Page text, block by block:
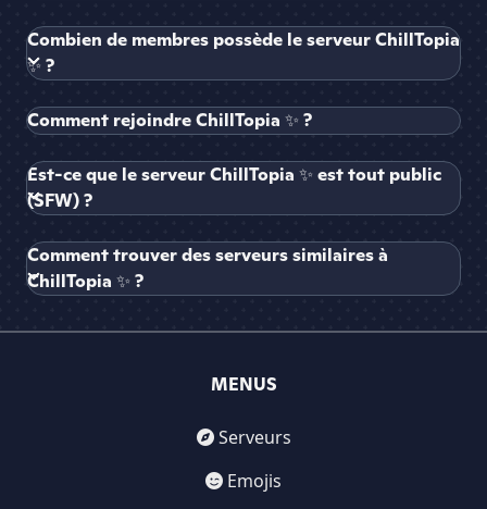
Combien de membres possède le serveur ChillTopia
✨ ?
Comment rejoindre ChillTopia ✨ ?
Est-ce que le serveur ChillTopia ✨ est tout public
(SFW) ?
Comment trouver des serveurs similaires à
ChillTopia ✨ ?
MENUS
Serveurs
Emojis